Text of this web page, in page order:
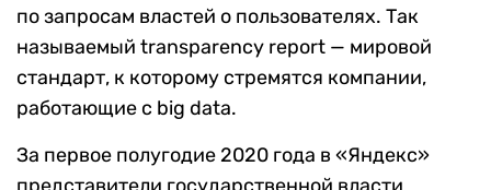
по запросам властей о пользователях. Так
называемый transparency report — мировой
стандарт, к которому стремятся компании,
работающие с big data.
За первое полугодие 2020 года в «Яндекс»